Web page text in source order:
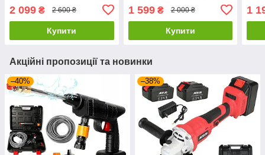
4000 mAh
2 099 ₴ 2 600 ₴
Купити
1 599₴ 2 000 ₴
Купити
1
Акційні пропозиції та новинки
–40% –38%